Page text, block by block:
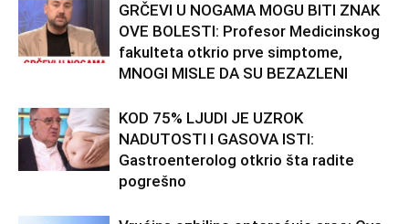
GRČEVI U NOGAMA MOGU BITI ZNAK
OVE BOLESTI: Profesor Medicinskog
fakulteta otkrio prve simptome,
MNOGI MISLE DA SU BEZAZLENI
KOD 75% LJUDI JE UZROK
NADUTOSTI I GASOVA ISTI:
Gastroenterolog otkrio šta radite
pogrešno